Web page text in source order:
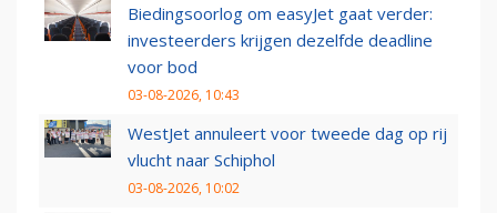
Biedingsoorlog om easyJet gaat verder:
investeerders krijgen dezelfde deadline
voor bod
03-08-2026, 10:43
WestJet annuleert voor tweede dag op rij
vlucht naar Schiphol
03-08-2026, 10:02